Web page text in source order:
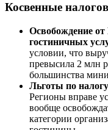
Косвенные
Освобождение
гостиничных
условии, что
превысила 2 млн
большинства
Льготы по
Регионы вправе
вообще
категории